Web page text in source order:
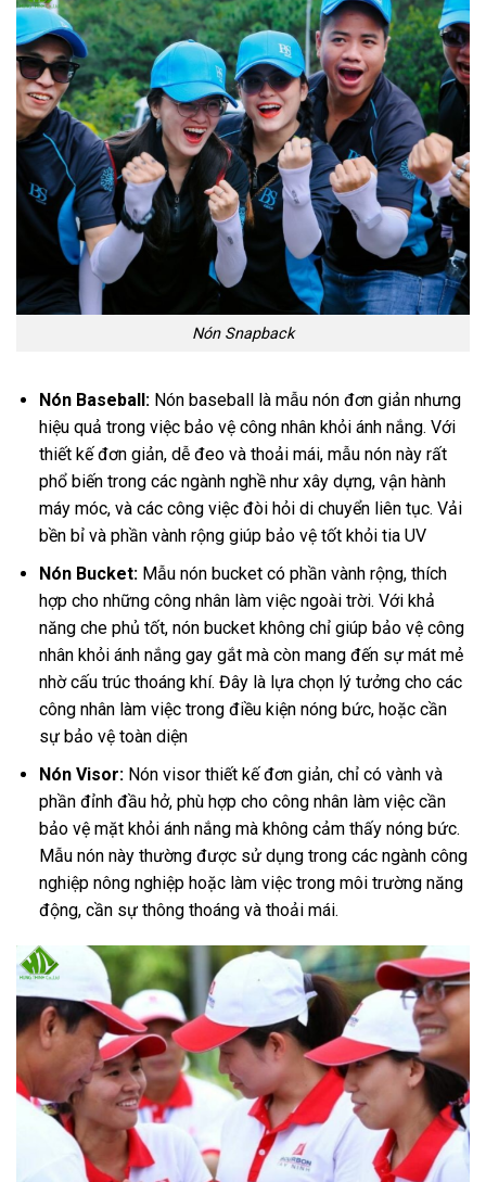
Nón Snapback
Nón Baseball:Nón baseball là mẫu nón đơn giản nhưng
hiệu quả trong việc bảo vệ công nhân khỏi ánh nắng. Với
thiết kế đơn giản, dễ đeo và thoải mái, mẫu nón này rất
phổ biến trong các ngành nghề như xây dựng, vận hành
máy móc, và các công việc đòi hỏi di chuyển liên tục. Vải
bền bỉ và phần vành rộng giúp bảo vệ tốt khỏi tia UV
Nón Bucket:Mẫu nón bucket có phần vành rộng, thích
hợp cho những công nhân làm việc ngoài trời. Với khả
năng che phủ tốt, nón bucket không chỉ giúp bảo vệ công
nhân khỏi ánh nắng gay gắt mà còn mang đến sự mát mẻ
nhờ cấu trúc thoáng khí. Đây là lựa chọn lý tưởng cho các
công nhân làm việc trong điều kiện nóng bức, hoặc cần
sự bảo vệ toàn diện
Nón Visor:Nón visor thiết kế đơn giản, chỉ có vành và
phần đỉnh đầu hở, phù hợp cho công nhân làm việc cần
bảo vệ mặt khỏi ánh nắng mà không cảm thấy nóng bức.
Mẫu nón này thường được sử dụng trong các ngành công
nghiệp nông nghiệp hoặc làm việc trong môi trường năng
động, cần sự thông thoáng và thoải mái.